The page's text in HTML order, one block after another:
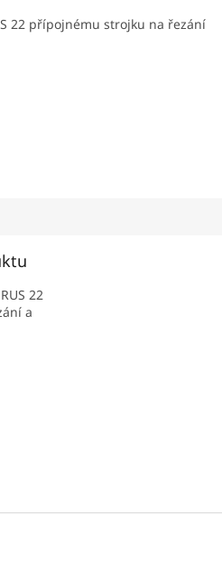
22 přípojnému strojku na řezání
22
a